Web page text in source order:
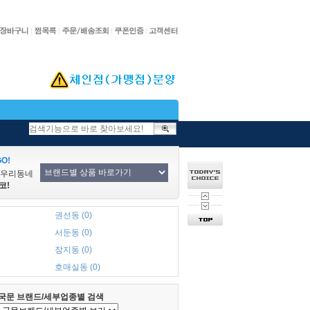
리동네
!
권선동 (0)
서둔동 (0)
장지동 (0)
호매실동 (0)
문 브랜드/세부업종별 검색